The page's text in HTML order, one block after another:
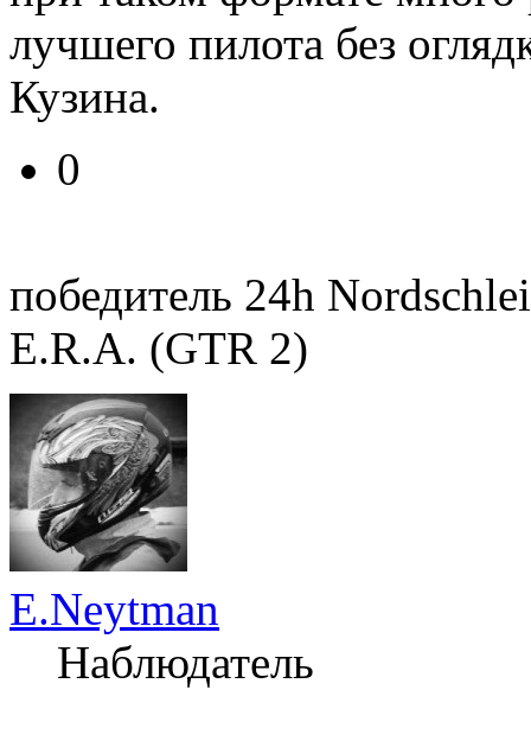
лучшего пилота без
Кузина.
0
победитель 24h
E.R.A. (GTR 2)
E.Neytman
Наблюдатель